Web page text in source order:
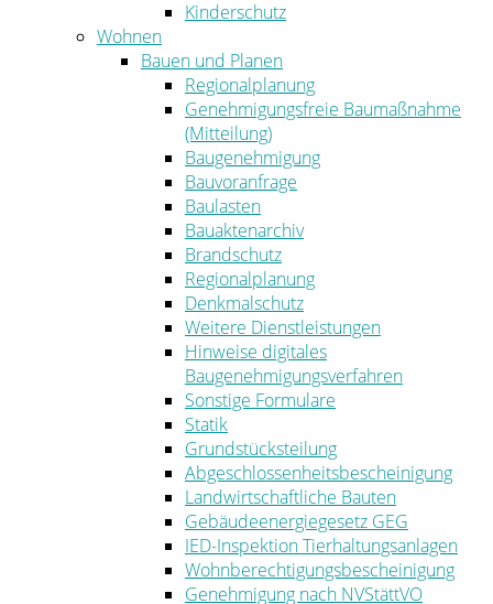
Kinderschutz
Wohnen
Bauen und Planen
Regionalplanung
Genehmigungsfreie Baumaßnahme
(Mitteilung)
Baugenehmigung
Bauvoranfrage
Baulasten
Bauaktenarchiv
Brandschutz
Regionalplanung
Denkmalschutz
Weitere Dienstleistungen
Hinweise digitales
Baugenehmigungsverfahren
Sonstige Formulare
Statik
Grundstücksteilung
Abgeschlossenheitsbescheinigung
Landwirtschaftliche Bauten
Gebäudeenergiegesetz GEG
IED-Inspektion Tierhaltungsanlagen
Wohnberechtigungsbescheinigung
Genehmigung nach NVStättVO